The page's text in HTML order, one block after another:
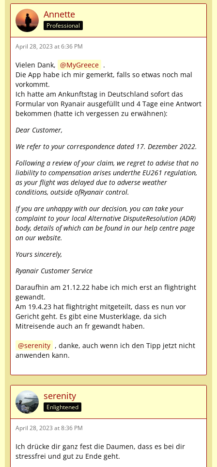
Annette
Professional
April 28, 2023 at 6:36 PM
Vielen Dank, MyGreece .
Die App habe ich mir gemerkt, falls so etwas noch mal
vorkommt.
Ich hatte am Ankunftstag in Deutschland sofort das
Formular von Ryanair ausgefüllt und 4 Tage eine Antwort
bekommen (hatte ich vergessen zu erwähnen):
Dear Customer,
We refer to your correspondence dated 17. Dezember 2022.
Following a review of your claim, we regret to advise that no
liability to compensation arises underthe EU261 regulation,
as your flight was delayed due to adverse weather
conditions, outside ofRyanair control.
If you are unhappy with our decision, you can take your
complaint to your local Alternative DisputeResolution (ADR)
body, details of which can be found in our help centre page
on our website.
Yours sincerely,
Ryanair Customer Service
Daraufhin am 21.12.22 habe ich mich erst an flightright
gewandt.
Am 19.4.23 hat flightright mitgeteilt, dass es nun vor
Gericht geht. Es gibt eine Musterklage, da sich
Mitreisende auch an fr gewandt haben.
serenity , danke, auch wenn ich den Tipp jetzt nicht
anwenden kann.
serenity
Enlightened
April 28, 2023 at 8:36 PM
Ich drücke dir ganz fest die Daumen, dass es bei dir
stressfrei und gut zu Ende geht.